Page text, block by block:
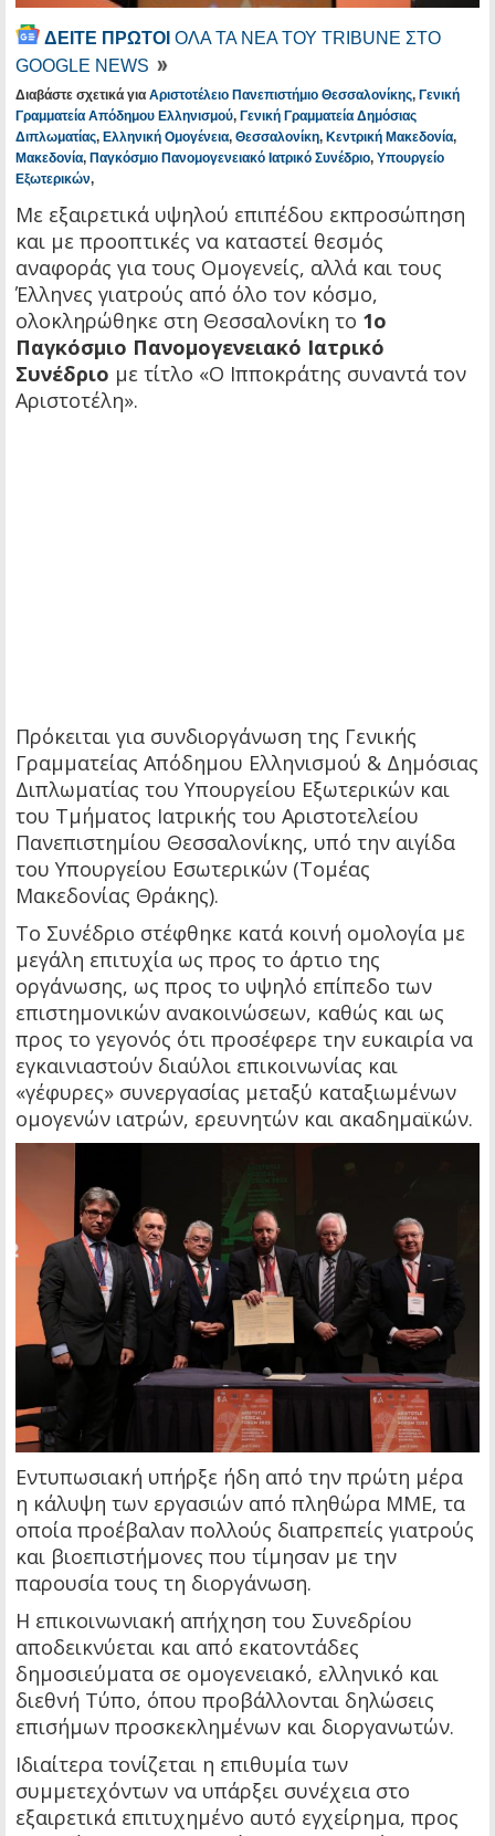
ΔΕΙΤΕ ΠΡΩΤΟΙ ΟΛΑ ΤΑ ΝΕΑ ΤΟΥ TRIBUNE ΣΤΟ
GOOGLE NEWS
Διαβάστε σχετικά για Αριστοτέλειο Πανεπιστήμιο Θεσσαλονίκης, Γενική
Γραμματεία Απόδημου Ελληνισμού, Γενική Γραμματεία Δημόσιας
Διπλωματίας, Ελληνική Ομογένεια, Θεσσαλονίκη, Κεντρική Μακεδονία,
Μακεδονία, Παγκόσμιο Πανομογενειακό Ιατρικό Συνέδριο, Υπουργείο
Εξωτερικών,
Με εξαιρετικά υψηλού επιπέδου εκπροσώπηση
και με προοπτικές να καταστεί θεσμός
αναφοράς για τους Ομογενείς, αλλά και τους
Έλληνες γιατρούς από όλο τον κόσμο,
ολοκληρώθηκε στη Θεσσαλονίκη το 1ο
Παγκόσμιο Πανομογενειακό Ιατρικό
Συνέδριο με τίτλο «Ο Ιπποκράτης συναντά τον
Αριστοτέλη».
Πρόκειται για συνδιοργάνωση της Γενικής
Γραμματείας Απόδημου Ελληνισμού & Δημόσιας
Διπλωματίας του Υπουργείου Εξωτερικών και
του Τμήματος Ιατρικής του Αριστοτελείου
Πανεπιστημίου Θεσσαλονίκης, υπό την αιγίδα
του Υπουργείου Εσωτερικών (Τομέας
Μακεδονίας Θράκης).
Το Συνέδριο στέφθηκε κατά κοινή ομολογία με
μεγάλη επιτυχία ως προς το άρτιο της
οργάνωσης, ως προς το υψηλό επίπεδο των
επιστημονικών ανακοινώσεων, καθώς και ως
προς το γεγονός ότι προσέφερε την ευκαιρία να
εγκαινιαστούν διαύλοι επικοινωνίας και
«γέφυρες» συνεργασίας μεταξύ καταξιωμένων
ομογενών ιατρών, ερευνητών και ακαδημαϊκών.
Εντυπωσιακή υπήρξε ήδη από την πρώτη μέρα
η κάλυψη των εργασιών από πληθώρα ΜΜΕ, τα
οποία προέβαλαν πολλούς διαπρεπείς γιατρούς
και βιοεπιστήμονες που τίμησαν με την
παρουσία τους τη διοργάνωση.
Η επικοινωνιακή απήχηση του Συνεδρίου
αποδεικνύεται και από εκατοντάδες
δημοσιεύματα σε ομογενειακό, ελληνικό και
διεθνή Τύπο, όπου προβάλλονται δηλώσεις
επισήμων προσκεκλημένων και διοργανωτών.
Ιδιαίτερα τονίζεται η επιθυμία των
συμμετεχόντων να υπάρξει συνέχεια στο
εξαιρετικά επιτυχημένο αυτό εγχείρημα, προς